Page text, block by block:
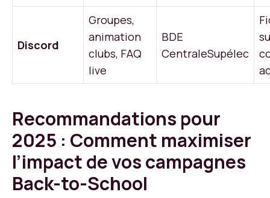
Discord
Groupes,
animation
clubs, FAQ
live
BDE
CentraleSupélec
Recommandations pour
2025 : Comment maximiser
l’impact de vos campagnes
Back-to-School